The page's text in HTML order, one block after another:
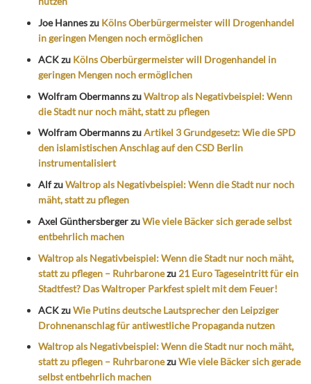
Joe Hanneszu Kölns Oberbürgermeister will Drogenhandel
in geringen Mengen noch ermöglichen
ACKzu Kölns Oberbürgermeister will Drogenhandel in
geringen Mengen noch ermöglichen
Wolfram ObermannszuWaltrop als Negativbeispiel: Wenn
die Stadt nur noch mäht, statt zu pflegen
Wolfram ObermannszuArtikel 3 Grundgesetz: Wie die SPD
den islamistischen Anschlag auf den CSD Berlin
instrumentalisiert
AlfzuWaltrop als Negativbeispiel: Wenn die Stadt nur noch
mäht, statt zu pflegen
Axel GünthersbergerzuWie viele Bäcker sich gerade selbst
entbehrlich machen
Waltrop als Negativbeispiel: Wenn die Stadt nur noch mäht,
statt zu pflegen – Ruhrbaronezu 21 Euro Tageseintritt für ein
Stadtfest? Das Waltroper Parkfest spielt mit dem Feuer!
ACKzuWie Putins deutsche Lautsprecher den Leipziger
Drohnenanschlag für antiwestliche Propaganda nutzen
Waltrop als Negativbeispiel: Wenn die Stadt nur noch mäht,
statt zu pflegen – RuhrbaronezuWie viele Bäcker sich gerade
selbst entbehrlich machen